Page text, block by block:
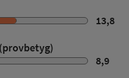
13,8
8,9